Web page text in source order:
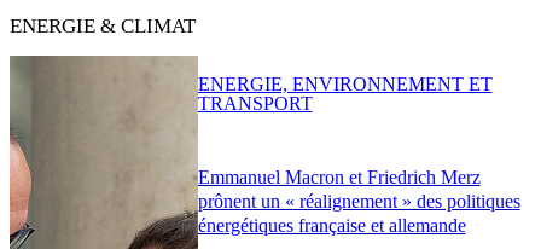
ENERGIE & CLIMAT
Emmanuel Macron et Friedrich Merz
prônent un « réalignement » des politiques
énergétiques française et allemande
ENERGIE, ENVIRONNEMENT ET
TRANSPORT